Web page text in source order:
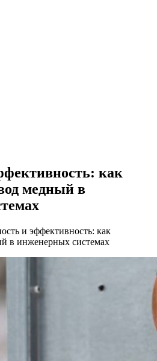
как
медный в
и эффективность: как
в инженерных системах